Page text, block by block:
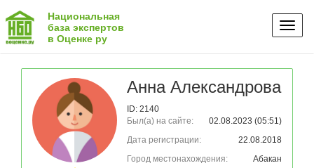
Национальная
база экспертов
в Оценке ру
Анна Александрова
ID: 2140
Был(а) на сайте:
02.08.2023 (05:51)
Дата регистрации:
22.08.2018
Город местонахождения:
Абакан